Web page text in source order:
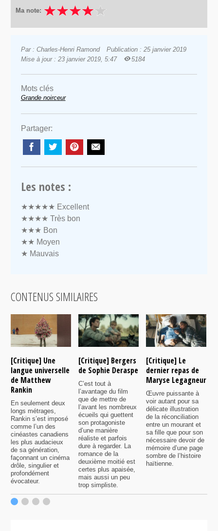
Ma note:
Par : Charles-Henri Ramond
Publication : 25 janvier 2019
Mise à jour : 23 janvier 2019, 5:47
5184
Mots clés
Grande noirceur
Partager:
Les notes :
★★★★★ Excellent
★★★★ Très bon
★★★ Bon
★★ Moyen
★ Mauvais
CONTENUS SIMILAIRES
[Critique] Une
langue universelle
de Matthew
Rankin
En seulement deux
longs métrages,
Rankin s’est imposé
comme l’un des
cinéastes canadiens
les plus audacieux
de sa génération,
façonnant un cinéma
drôle, singulier et
profondément
évocateur.
[Critique] Bergers
de Sophie Deraspe
C’est tout à
l’avantage du film
que de mettre de
l’avant les nombreux
écueils qui guettent
son protagoniste
d’une manière
réaliste et parfois
dure à regarder. La
romance de la
deuxième moitié est
certes plus apaisée,
mais aussi un peu
trop simpliste.
[Critique] Le
dernier repas de
Maryse Legagneur
Œuvre puissante à
voir autant pour sa
délicate illustration
de la réconciliation
entre un mourant et
sa fille que pour son
nécessaire devoir de
mémoire d’une page
sombre de l’histoire
haïtienne.